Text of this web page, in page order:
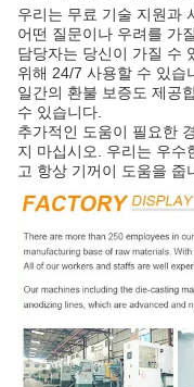
우리는 무료 기술 지원과
어떤 질문이나 우려를 가
담당자는 당신이 가질 수
위해 24/7 사용할 수 있습
일간의 환불 보증도 제공
수 있습니다.
추가적인 도움이 필요한
지 마십시오. 우리는 우수
고 항상 기꺼이 도움을 줍